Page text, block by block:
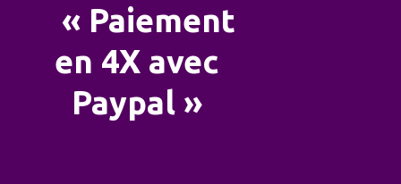
« Paiement
en 4X avec
Paypal »